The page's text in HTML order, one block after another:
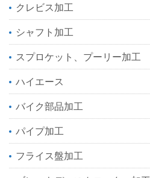
クレビス加工
シャフト加工
スプロケット、プーリー加工
ハイエース
バイク部品加工
パイプ加工
フライス盤加工